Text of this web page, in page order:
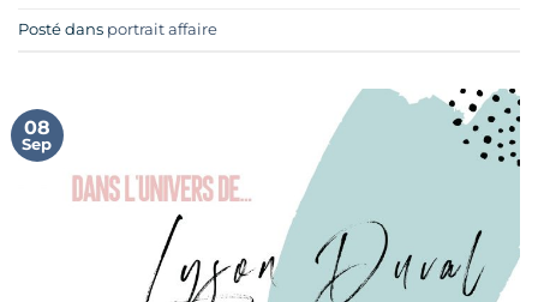
Posté dans portrait affaire
08
Sep